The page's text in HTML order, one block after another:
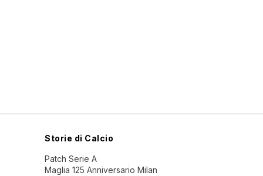
Storie di Calcio
Patch Serie A
Maglia 125 Anniversario Milan